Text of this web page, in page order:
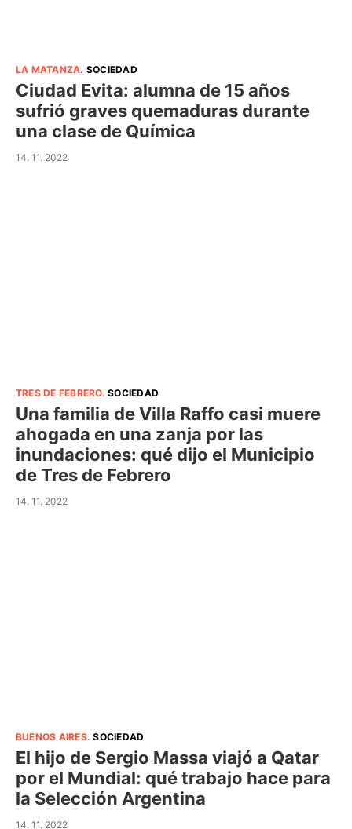
LA MATANZA. SOCIEDAD
Ciudad Evita: alumna de 15 años
sufrió graves quemaduras durante
una clase de Química
14. 11. 2022
TRES DE FEBRERO.SOCIEDAD
Una familia de Villa Raffo casi muere
ahogada en una zanja por las
inundaciones: qué dijo el Municipio
de Tres de Febrero
14. 11. 2022
BUENOS AIRES.SOCIEDAD
El hijo de Sergio Massa viajó a Qatar
por el Mundial: qué trabajo hace para
la Selección Argentina
14. 11. 2022